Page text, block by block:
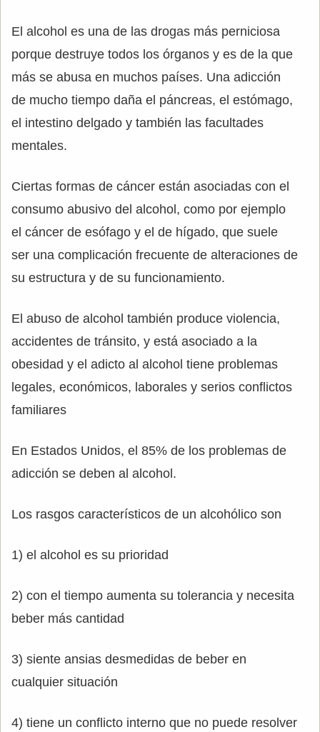
El alcohol es una de las drogas más perniciosa
porque destruye todos los órganos y es de la que
más se abusa en muchos países. Una adicción
de mucho tiempo daña el páncreas, el estómago,
el intestino delgado y también las facultades
mentales.
Ciertas formas de cáncer están asociadas con el
consumo abusivo del alcohol, como por ejemplo
el cáncer de esófago y el de hígado, que suele
ser una complicación frecuente de alteraciones de
su estructura y de su funcionamiento.
El abuso de alcohol también produce violencia,
accidentes de tránsito, y está asociado a la
obesidad y el adicto al alcohol tiene problemas
legales, económicos, laborales y serios conflictos
familiares
En Estados Unidos, el 85% de los problemas de
adicción se deben al alcohol.
Los rasgos característicos de un alcohólico son
1) el alcohol es su prioridad
2) con el tiempo aumenta su tolerancia y necesita
beber más cantidad
3) siente ansias desmedidas de beber en
cualquier situación
4) tiene un conflicto interno que no puede resolver